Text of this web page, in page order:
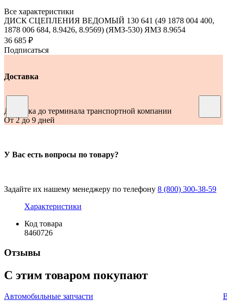
Все характеристики
ДИСК СЦЕПЛЕНИЯ ВЕДОМЫЙ 130 641 (49 1878 004 400,
1878 006 684, 8.9426, 8.9569) (ЯМЗ-530) ЯМЗ 8.9654
36 685 ₽
Подписаться
Доставка
Доставка до терминала транспортной компании
От 2 до 9 дней
У Вас есть вопросы по товару?
Задайте их нашему менеджеру по телефону 8 (800) 300-38-59
Характеристики
Код товара
8460726
Отзывы
С этим товаром покупают
Автомобильные запчасти